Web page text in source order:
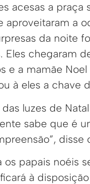
acesas a
aproveitaram a
da noite
Eles chegaram
e a mamãe
à eles a chave
das luzes de
sabe que é
disse
os papais noéis
à